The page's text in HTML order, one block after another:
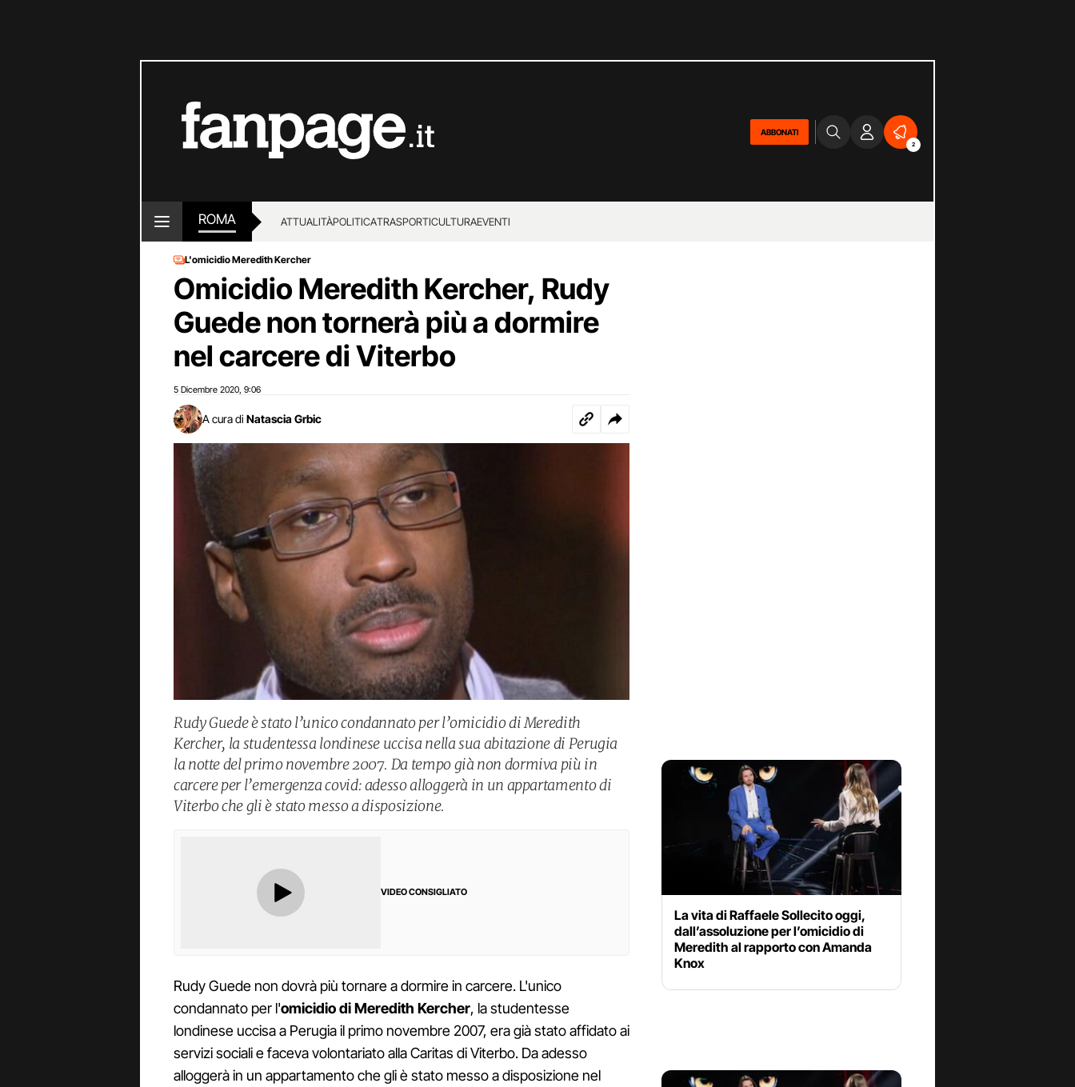
ABBONATI
2
ROMA ATTUALITÀPOLITICATRASPORTICULTURAEVENTI
L'omicidio Meredith Kercher
Omicidio Meredith Kercher, Rudy
Guede non tornerà più a dormire
nel carcere di Viterbo
5 Dicembre 2020 9:06
A cura di Natascia Grbic
Rudy Guede è stato l’unico condannato per l’omicidio di Meredith
Kercher, la studentessa londinese uccisa nella sua abitazione di Perugia
la notte del primo novembre 2007. Da tempo già non dormiva più in
carcere per l’emergenza covid: adesso alloggerà in un appartamento di
Viterbo che gli è stato messo a disposizione.
VIDEO CONSIGLIATO
Rudy Guede non dovrà più tornare a dormire in carcere. L'unico
condannato per l'omicidio di Meredith Kercher, la studentesse
londinese uccisa a Perugia il primo novembre 2007, era già stato affidato ai
servizi sociali e faceva volontariato alla Caritas di Viterbo. Da adesso
alloggerà in un appartamento che gli è stato messo a disposizione nel
La vita di Raffaele Sollecito oggi,
dall’assoluzione per l’omicidio di
Meredith al rapporto con Amanda
Knox